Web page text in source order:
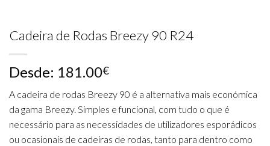
Cadeira de Rodas Breezy 90 R24
Desde: 181.00€
A cadeira de rodas Breezy 90 é a alternativa mais económica
da gama Breezy. Simples e funcional, com tudo o que é
necessário para as necessidades de utilizadores esporádicos
ou ocasionais de cadeiras de rodas, tanto para dentro como